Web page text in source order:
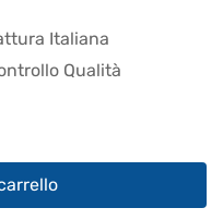
Italiana
Qualità